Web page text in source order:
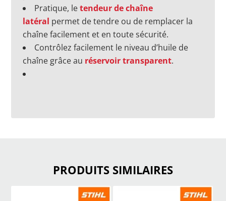
Pratique, letendeur de chaîne
latéral permet de tendre ou de remplacer la
chaîne facilement et en toute sécurité.
Contrôlez facilement le niveau d’huile de
chaîne grâce au réservoir transparent.
PRODUITS SIMILAIRES